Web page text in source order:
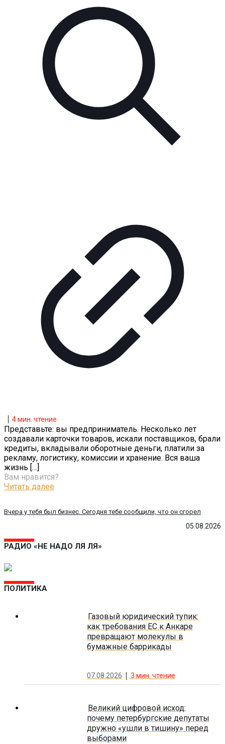
05.08.2026
Вчера у тебя был бизнес. Сегодня тебе сообщили, что он сгорел
4мин. чтение
Представьте: вы предприниматель. Несколько лет
создавали карточки товаров, искали поставщиков, брали
кредиты, вкладывали оборотные деньги, платили за
рекламу, логистику, комиссии и хранение. Вся ваша
жизнь […]
Вам нравится?
Читать далее
РАДИО «НЕ НАДО ЛЯ ЛЯ»
ПОЛИТИКА
Газовый юридический тупик:
как требования ЕС к Анкаре
превращают молекулы в
бумажные баррикады
07.08.2026 3 мин. чтение
Великий цифровой исход:
почему петербургские депутаты
дружно «ушли в тишину» перед
выборами